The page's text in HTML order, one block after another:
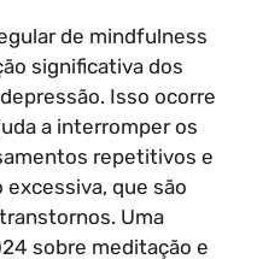
de mindfulness
significativa dos
Isso ocorre
a interromper os
repetitivos e
que são
Uma
sobre meditação e